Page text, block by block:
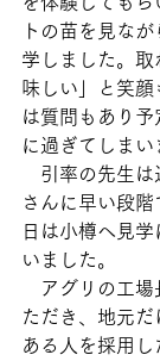
トの苗を見な
学しました。
味しい」と笑
は質問もあり
に過ぎてしまい
引率の先生は
さんに早い段
日は小樽へ見
いました。
アグリの工場
ただき、地元
ある人を採用